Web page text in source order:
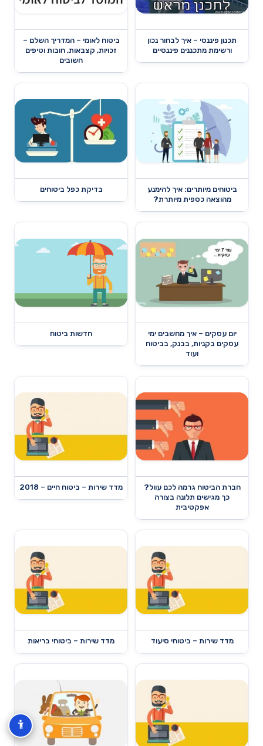
תכנון פיננסי – איך לבחור נכון
ורשימת מתכננים פיננסיים
ביטוח לאומי – המדריך השלם –
זכויות, קצבאות, חובות וטיפים
חשובים
ביטוחים מיותרים: איך להימנע
מהוצאה כספית מיותרת?
בדיקת כפל ביטוחים
יום עסקים – איך מחשבים ימי
עסקים בקניות, בבנק, בביטוח
ועוד
חדשות ביטוח
חברת הביטוח גרמה לכם עוול?
כך מגישים תלונה בצורה
אפקטיבית
מדד שירות – ביטוח חיים – 2018
מדד שירות – ביטוחי סיעוד מדד שירות – ביטוחי בריאות